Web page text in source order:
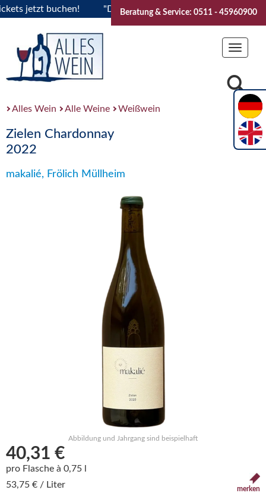
jetzt buchen! "Das Sommerfest 2026" Vive la
Beratung & Service: 0511 - 45960900
Toggle
Alles Wein Alle Weine Weißwein
Zielen Chardonnay
2022
makalié, Frölich Müllheim
Abbildung und Jahrgang sind beispielhaft
40,31 €
pro Flasche à 0,75 l
53,75 € / Liter
merken